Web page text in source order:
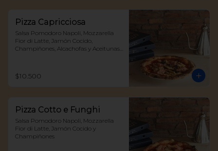
Pizza Capricciosa
Salsa Pomodoro Napoli, Mozzarella
Fior di Latte, Jamón Cocido,
Champiñones, Alcachofas y Aceitunas
$10.500
Pizza Cotto e Funghi
Salsa Pomodoro Napoli, Mozzarella
Fior di Latte, Jamón Cocido y
Champiñones